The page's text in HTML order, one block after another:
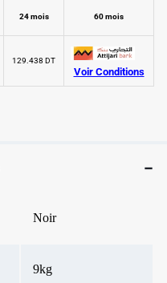
24 mois 60 mois
129.438 DT
Voir Conditions
Noir
9kg
✱